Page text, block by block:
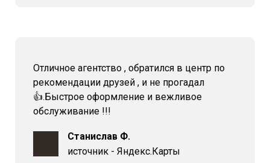
Отличное агентство , обратился в центр по
рекомендации друзей , и не прогадал
👍.Быстрое оформление и вежливое
обслуживание !!!
Станислав Ф.
источник - Яндекс.Карты